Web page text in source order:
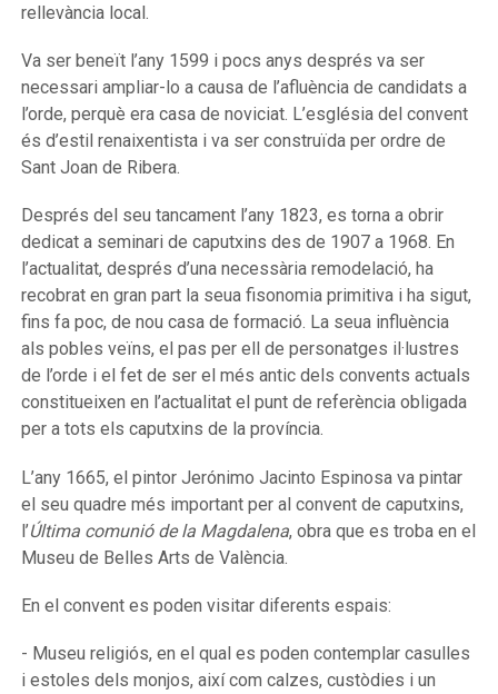
rellevància local.
Va ser beneït l’any 1599 i pocs anys després va ser
necessari ampliar-lo a causa de l’afluència de candidats a
l’orde, perquè era casa de noviciat. L’església del convent
és d’estil renaixentista i va ser construïda per ordre de
Sant Joan de Ribera.
Després del seu tancament l’any 1823, es torna a obrir
dedicat a seminari de caputxins des de 1907 a 1968. En
l’actualitat, després d’una necessària remodelació, ha
recobrat en gran part la seua fisonomia primitiva i ha sigut,
fins fa poc, de nou casa de formació. La seua influència
als pobles veïns, el pas per ell de personatges il·lustres
de l’orde i el fet de ser el més antic dels convents actuals
constitueixen en l’actualitat el punt de referència obligada
per a tots els caputxins de la província.
L’any 1665, el pintor Jerónimo Jacinto Espinosa va pintar
el seu quadre més important per al convent de caputxins,
l’Última comunió de la Magdalena, obra que es troba en el
Museu de Belles Arts de València.
En el convent es poden visitar diferents espais:
- Museu religiós, en el qual es poden contemplar casulles
i estoles dels monjos, així com calzes, custòdies i un